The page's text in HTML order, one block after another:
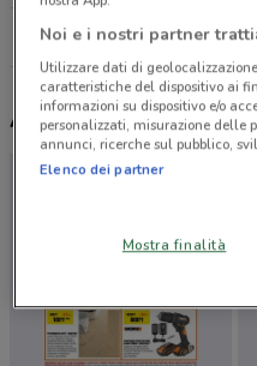
Altri volantini nelle
Noi e i nostri partner
Utilizzare dati di
caratteristiche del dispositivo ai
informazioni su dispositivo e/o
personalizzati, misurazione delle
annunci, ricerche sul pubblico,
Elenco dei partner
Mostra finalità